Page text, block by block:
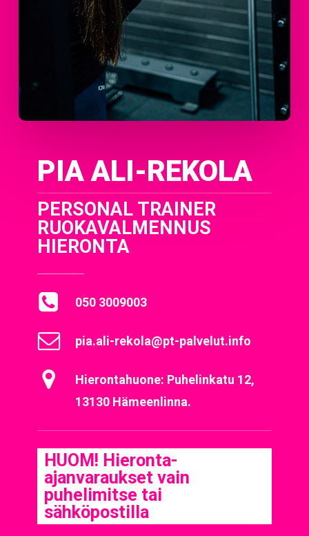
PIA ALI-REKOLA
PERSONAL TRAINER
RUOKAVALMENNUS
HIERONTA
050 3009003
pia.ali-rekola@pt-palvelut.info
Hierontahuone: Puhelinkatu 12,
13130 Hämeenlinna.
HUOM! Hieronta-
ajanvaraukset vain
puhelimitse tai
sähköpostilla